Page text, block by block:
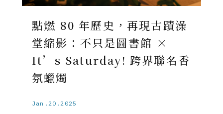
點燃 80 年歷史，再現古蹟澡
堂縮影：不只是圖書館 ×
It’s Saturday! 跨界聯名香
氛蠟燭
Jan.20.2025